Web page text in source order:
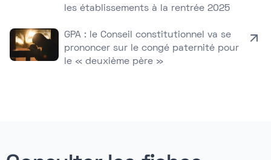
les établissements à la rentrée 2025
GPA : le Conseil constitutionnel va se
prononcer sur le congé paternité pour
le « deuxième père »